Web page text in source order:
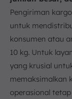
Pengiriman
untuk
konsumen atau
10 kg. Untuk
yang krusial
memaksimalkan
operasional